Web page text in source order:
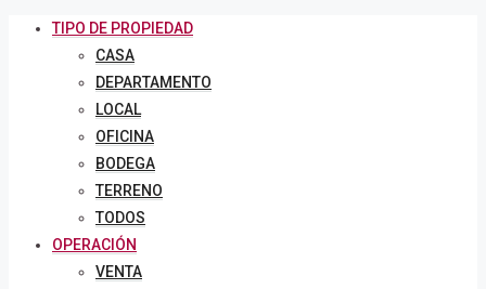
TIPO DE PROPIEDAD
CASA
DEPARTAMENTO
LOCAL
OFICINA
BODEGA
TERRENO
TODOS
OPERACIÓN
VENTA